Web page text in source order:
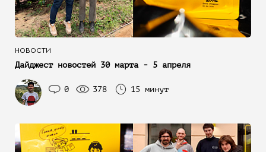
НОВОСТИ
Дайджест новостей 30 марта - 5 апреля
0 378 15 минут